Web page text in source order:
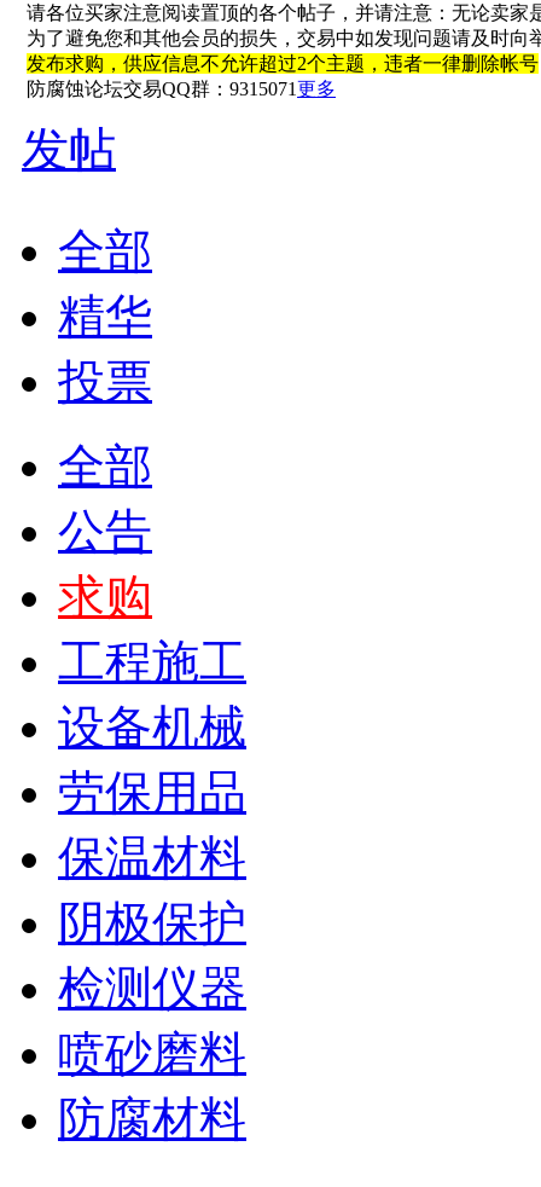
请各位买家注意阅读置顶的各个帖子，并请注意：无论卖
为了避免您和其他会员的损失，交易中如发现问题请及时向
发布求购，供应信息不允许超过2个主题，违者一律删除帐号
防腐蚀论坛交易QQ群：9315071更多
发帖
全部
精华
投票
全部
公告
求购
工程施工
设备机械
劳保用品
保温材料
阴极保护
检测仪器
喷砂磨料
防腐材料